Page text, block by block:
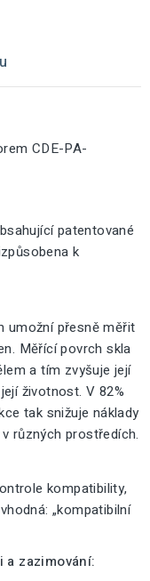
CDE-PA-
patentované
k
umožní přesně měřit
Měřící povrch skla
a tím zvyšuje její
životnost. V 82%
tak snižuje náklady
různých prostředích.
kompatibility,
„kompatibilní
zazimování: